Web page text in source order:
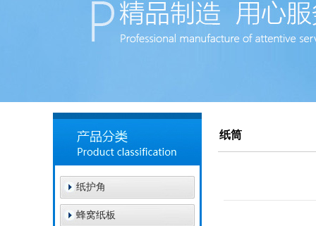
纸护角
蜂窝纸板
纸筒